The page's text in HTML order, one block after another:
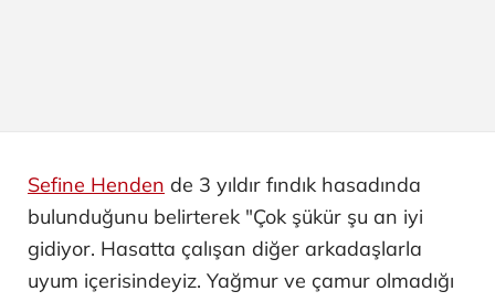
Sefine Henden de 3 yıldır fındık hasadında
bulunduğunu belirterek "Çok şükür şu an iyi
gidiyor. Hasatta çalışan diğer arkadaşlarla
uyum içerisindeyiz. Yağmur ve çamur olmadığı